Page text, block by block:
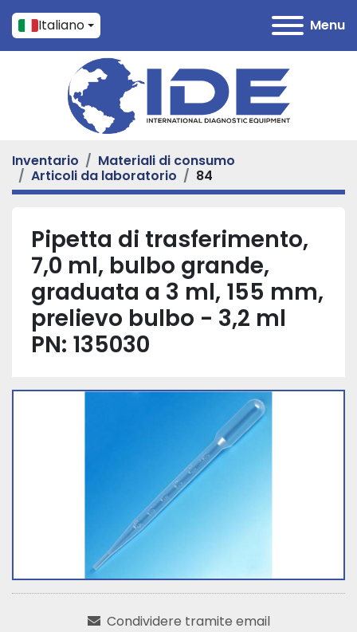
Menu
Italiano
Inventario
Materiali di consumo
Articoli da laboratorio
84
Pipetta di trasferimento,
7,0 ml, bulbo grande,
graduata a 3 ml, 155 mm,
prelievo bulbo - 3,2 ml
PN: 135030
Condividere tramite email